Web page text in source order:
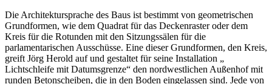
Die Architektursprache des Baus ist bestimmt von geometrischen
Grundformen, wie dem Quadrat für das Deckenraster oder dem
Kreis für die Rotunden mit den Sitzungssälen für die
parlamentarischen Ausschüsse. Eine dieser Grundformen, den Kreis,
greift Jörg Herold auf und gestaltet für seine Installation „
Lichtschleife mit Datumsgrenze“ den nordwestlichen Außenhof mit
runden Betonscheiben, die in den Boden eingelassen sind. Jede von